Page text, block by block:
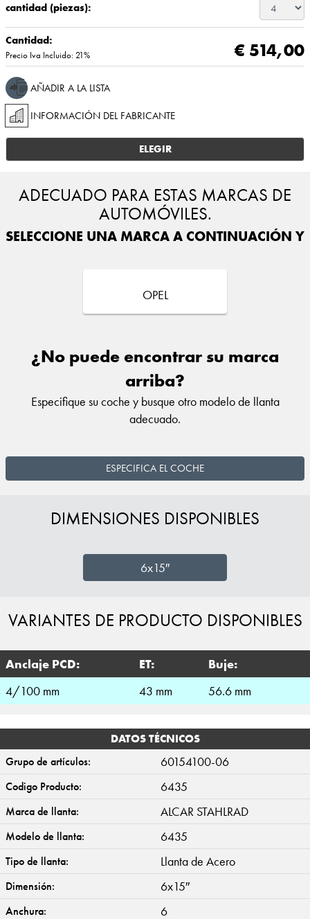
cantidad (piezas):
Cantidad:
Precio Iva Incluido: 21% € 514,00
AÑADIR A LA LISTA
INFORMACIÓN DEL FABRICANTE
ELEGIR
ADECUADO PARA ESTAS MARCAS DE
AUTOMÓVILES.
SELECCIONE UNA MARCA A CONTINUACIÓN Y
OPEL
¿No puede encontrar su marca
arriba?
Especifique su coche y busque otro modelo de llanta
adecuado.
ESPECIFICA EL COCHE
DIMENSIONES DISPONIBLES
6x15″
VARIANTES DE PRODUCTO DISPONIBLES
Anclaje PCD: ET:
Buje:
4/100 mm
43 mm 56.6 mm
DATOS TÉCNICOS
Grupo de artículos:
60154100-06
Codigo Producto: 6435
Marca de llanta: ALCAR STAHLRAD
Modelo de llanta: 6435
Tipo de llanta: Llanta de Acero
Dimensión: 6x15″
Anchura: 6